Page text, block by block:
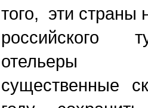
того, эти страны
российского
отельеры
существенные